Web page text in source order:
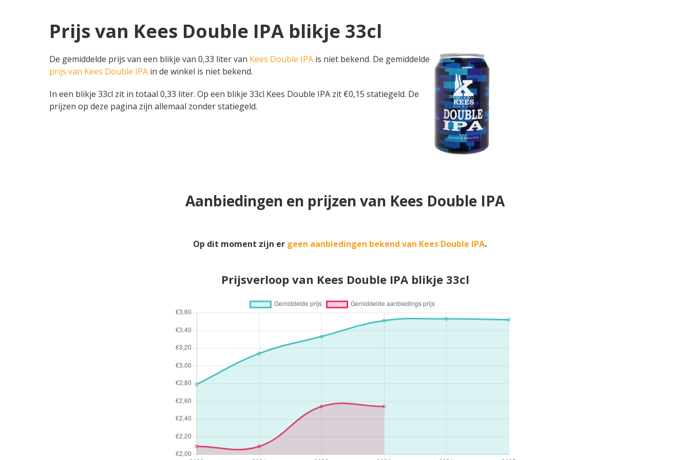
Prijs van Kees Double IPA blikje 33cl
De gemiddelde prijs van een blikje van 0,33 liter van Kees Double IPA is niet bekend. De gemiddelde
prijs van Kees Double IPA in de winkel is niet bekend.
In een blikje 33cl zit in totaal 0,33 liter. Op een blikje 33cl Kees Double IPA zit €0,15 statiegeld. De
prijzen op deze pagina zijn allemaal zonder statiegeld.
Aanbiedingen en prijzen van Kees Double IPA
Op dit moment zijn er geen aanbiedingen bekend van Kees Double IPA.
Prijsverloop van Kees Double IPA blikje 33cl